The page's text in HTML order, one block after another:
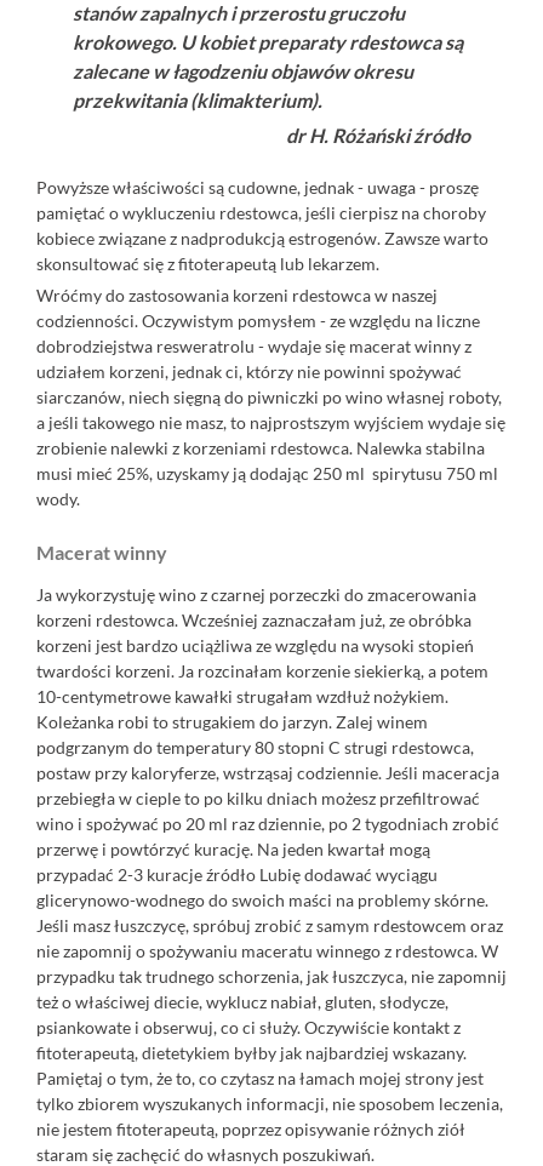
stanów zapalnych i przerostu gruczołu
krokowego. U kobiet preparaty rdestowca są
zalecane w łagodzeniu objawów okresu
przekwitania (klimakterium).
dr H. Różańskiźródło
Powyższe właściwości są cudowne, jednak - uwaga - proszę
pamiętać o wykluczeniu rdestowca, jeśli cierpisz na choroby
kobiece związane z nadprodukcją estrogenów. Zawsze warto
skonsultować się z fitoterapeutą lub lekarzem.
Wróćmy do zastosowania korzeni rdestowca w naszej
codzienności. Oczywistym pomysłem - ze względu na liczne
dobrodziejstwa resweratrolu - wydaje się macerat winny z
udziałem korzeni, jednak ci, którzy nie powinni spożywać
siarczanów, niech sięgną do piwniczki po wino własnej roboty,
a jeśli takowego nie masz, to najprostszym wyjściem wydaje się
zrobienie nalewki z korzeniami rdestowca. Nalewka stabilna
musi mieć 25%, uzyskamy ją dodając 250 ml spirytusu 750 ml
wody.
Macerat winny
Ja wykorzystuję wino z czarnej porzeczki do zmacerowania
korzeni rdestowca. Wcześniej zaznaczałam już, ze obróbka
korzeni jest bardzo uciążliwa ze względu na wysoki stopień
twardości korzeni. Ja rozcinałam korzenie siekierką, a potem
10-centymetrowe kawałki strugałam wzdłuż nożykiem.
Koleżanka robi to strugakiem do jarzyn. Zalej winem
podgrzanym do temperatury 80 stopni C strugi rdestowca,
postaw przy kaloryferze, wstrząsaj codziennie. Jeśli maceracja
przebiegła w cieple to po kilku dniach możesz przefiltrować
wino i spożywać po 20 ml raz dziennie, po 2 tygodniach zrobić
przerwę i powtórzyć kurację. Na jeden kwartał mogą
przypadać 2-3 kuracjeźródło Lubię dodawać wyciągu
glicerynowo-wodnego do swoich maści na problemy skórne.
Jeśli masz łuszczycę, spróbuj zrobić z samym rdestowcem oraz
nie zapomnij o spożywaniu maceratu winnego z rdestowca. W
przypadku tak trudnego schorzenia, jak łuszczyca, nie zapomnij
też o właściwej diecie, wyklucz nabiał, gluten, słodycze,
psiankowate i obserwuj, co ci służy. Oczywiście kontakt z
fitoterapeutą, dietetykiem byłby jak najbardziej wskazany.
Pamiętaj o tym, że to, co czytasz na łamach mojej strony jest
tylko zbiorem wyszukanych informacji, nie sposobem leczenia,
nie jestem fitoterapeutą, poprzez opisywanie różnych ziół
staram się zachęcić do własnych poszukiwań.